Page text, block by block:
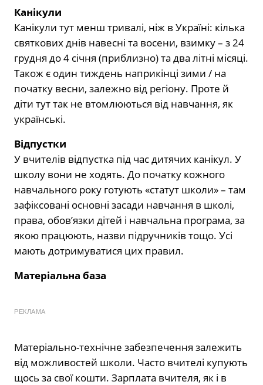
Канікули
Канікули тут менш тривалі, ніж в Україні: кілька
святкових днів навесні та восени, взимку – з 24
грудня до 4 січня (приблизно) та два літні місяці.
Також є один тиждень наприкінці зими / на
початку весни, залежно від регіону. Проте й
діти тут так не втомлюються від навчання, як
українські.
Відпустки
У вчителів відпустка під час дитячих канікул. У
школу вони не ходять. До початку кожного
навчального року готують «статут школи» – там
зафіксовані основні засади навчання в школі,
права, обов’язки дітей і навчальна програма, за
якою працюють, назви підручників тощо. Усі
мають дотримуватися цих правил.
Матеріальна база
РЕКЛАМА
Матеріально-технічне забезпечення залежить
від можливостей школи. Часто вчителі купують
щось за свої кошти. Зарплата вчителя, як і в